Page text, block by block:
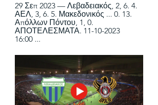
29 Σεπ 2023 — Λεβαδειακός, 2, 6. 4.
ΑΕΛ, 3, 6. 5. Μακεδονικός ... 0. 13.
Απόλλων Πόντου, 1, 0.
ΑΠΟΤΕΛΕΣΜΑΤΑ. 11-10-2023
16:00 ...